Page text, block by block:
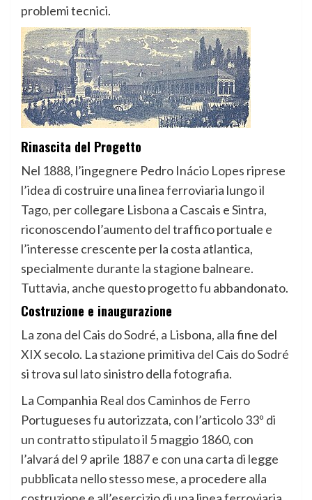
problemi tecnici.
Rinascita del Progetto
Nel 1888, l’ingegnere Pedro Inácio Lopes riprese
l’idea di costruire una linea ferroviaria lungo il
Tago, per collegare Lisbona a Cascais e Sintra,
riconoscendo l’aumento del traffico portuale e
l’interesse crescente per la costa atlantica,
specialmente durante la stagione balneare.
Tuttavia, anche questo progetto fu abbandonato.
Costruzione e inaugurazione
La zona del Cais do Sodré, a Lisbona, alla fine del
XIX secolo. La stazione primitiva del Cais do Sodré
si trova sul lato sinistro della fotografia.
La Companhia Real dos Caminhos de Ferro
Portugueses fu autorizzata, con l’articolo 33º di
un contratto stipulato il 5 maggio 1860, con
l’alvará del 9 aprile 1887 e con una carta di legge
pubblicata nello stesso mese, a procedere alla